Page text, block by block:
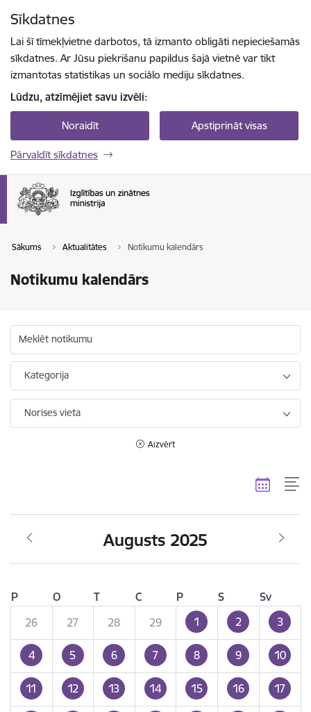
Sīkdatnes
Lai šī tīmekļvietne darbotos, tā izmanto obligāti nepieciešamās
sīkdatnes. Ar Jūsu piekrišanu papildus šajā vietnē var tikt
izmantotas statistikas un sociālo mediju sīkdatnes.
Lūdzu, atzīmējiet savu izvēli:
Noraidīt Apstiprināt visas
Pārvaldīt sīkdatnes
Sākums Aktualitātes Notikumu kalendārs
Notikumu kalendārs
Meklēt notikumu
Kategorija
Norises vieta
Aizvērt
Augusts 2025
P O T C P S
Sv
26
27 28 29 1 2 3
4 5 6 7 8 9 10
11 12 13 14 15 16 17